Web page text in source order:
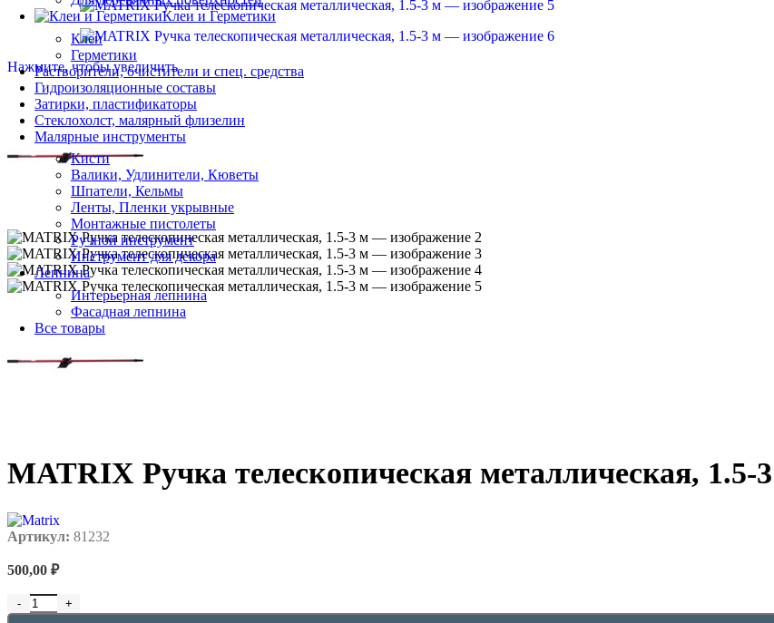
Клеи и Герметики
Клеи
Герметики
Растворители, очистители и спец. средства
Гидроизоляционные составы
Затирки, пластификаторы
Стеклохолст, малярный флизелин
Малярные инструменты
Кисти
Валики, Удлинители, Кюветы
Шпатели, Кельмы
Ленты, Пленки укрывные
Монтажные пистолеты
Ручной инструмент
Инструмент для декора
Лепнина
Интерьерная лепнина
Фасадная лепнина
Все товары
Нажмите, чтобы увеличить
MATRIX Ручка телескопическая металлическая, 1.5-
Артикул: 81232
500,00 ₽